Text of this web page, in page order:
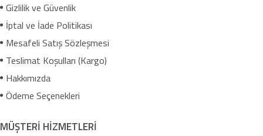
Gizlilik ve Güvenlik
İptal ve İade Politikası
Mesafeli Satış Sözleşmesi
Teslimat Koşulları (Kargo)
Hakkımızda
Ödeme Seçenekleri
MÜŞTERİ HİZMETLERİ